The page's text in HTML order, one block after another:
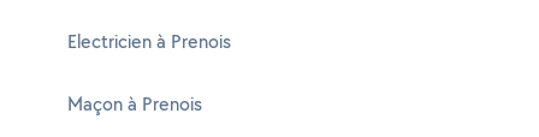
Electricien à Prenois
Maçon à Prenois